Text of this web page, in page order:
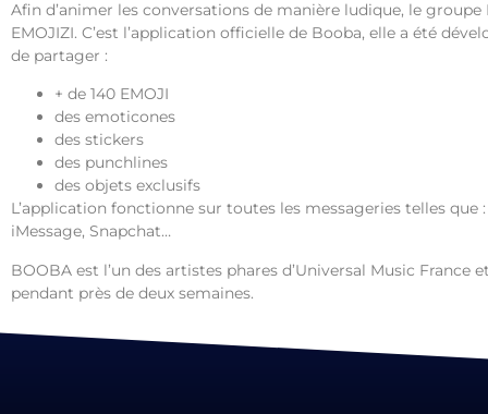
Afin d’animer les conversations de manière ludique, le groupe
EMOJIZI. C’est l’application officielle de Booba, elle a été
de partager :
+ de 140 EMOJI
des emoticones
des stickers
des punchlines
des objets exclusifs
L’application fonctionne sur toutes les messageries telles que
iMessage, Snapchat…
BOOBA est l’un des artistes phares d’Universal Music France
pendant près de deux semaines.